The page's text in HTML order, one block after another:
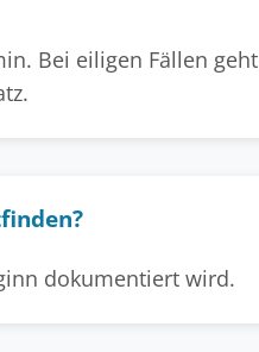
Bei eiligen Fällen geht
dokumentiert wird.